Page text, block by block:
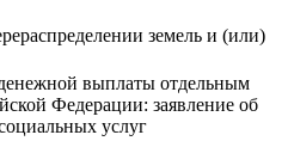
земель и (или)
выплаты отдельным
Федерации: заявление об
услуг